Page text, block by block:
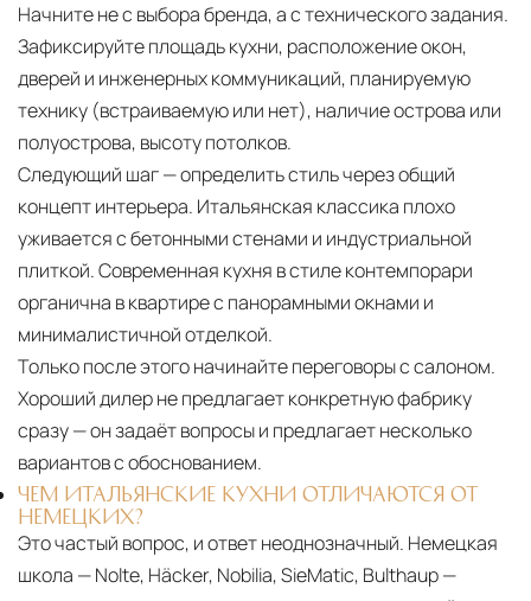
Начните не с выбора бренда, а с технического задания.
Зафиксируйте площадь кухни, расположение окон,
дверей и инженерных коммуникаций, планируемую
технику (встраиваемую или нет), наличие острова или
полуострова, высоту потолков.
Следующий шаг — определить стиль через общий
концепт интерьера. Итальянская классика плохо
уживается с бетонными стенами и индустриальной
плиткой. Современная кухня в стиле контемпорари
органична в квартире с панорамными окнами и
минималистичной отделкой.
Только после этого начинайте переговоры с салоном.
Хороший дилер не предлагает конкретную фабрику
сразу — он задаёт вопросы и предлагает несколько
вариантов с обоснованием.
ЧЕМ ИТАЛЬЯНСКИЕ КУХНИ ОТЛИЧАЮТСЯ ОТ
НЕМЕЦКИХ?
Это частый вопрос, и ответ неоднозначный. Немецкая
школа — Nolte, Häcker, Nobilia, SieMatic, Bulthaup —